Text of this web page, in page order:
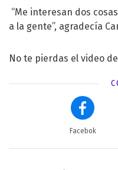
“Me interesan dos
a la gente”, agradecía
No te pierdas el video
Facebok